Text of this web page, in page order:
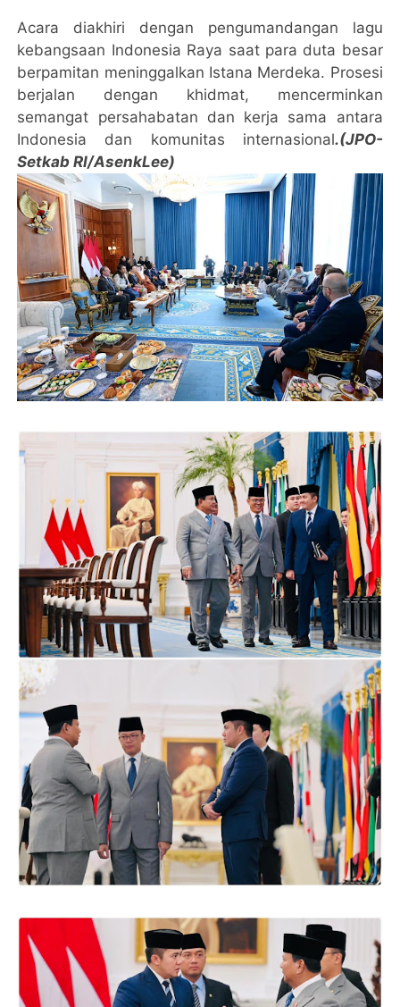
Acara diakhiri dengan pengumandangan lagu
kebangsaan Indonesia Raya saat para duta besar
berpamitan meninggalkan Istana Merdeka. Prosesi
berjalan dengan khidmat, mencerminkan
semangat persahabatan dan kerja sama antara
Indonesia dan komunitas internasional.(JPO-
Setkab RI/AsenkLee)